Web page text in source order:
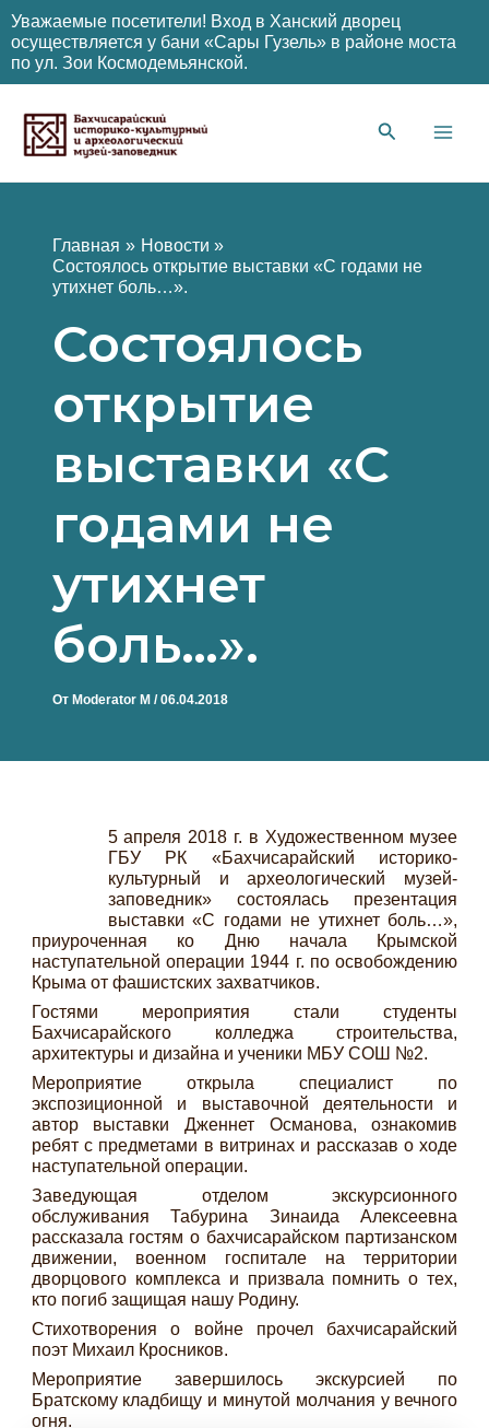
Уважаемые посетители! Вход в Ханский дворец
осуществляется у бани «Сары Гузель» в районе моста
по ул. Зои Космодемьянской.
содержимому
Главная
Новости
Состоялось открытие выставки «С годами не
утихнет боль…».
Состоялось
открытие
выставки «С
годами не
утихнет
боль…».
От Moderator M /06.04.2018
5 апреля 2018 г. в Художественном музее
ГБУ РК «Бахчисарайский историко-
культурный и археологический музей-
заповедник» состоялась презентация
выставки «С годами не утихнет боль…»,
приуроченная ко Дню начала Крымской
наступательной операции 1944 г. по освобождению
Крыма от фашистских захватчиков.
Гостями мероприятия стали студенты
Бахчисарайского колледжа строительства,
архитектуры и дизайна и ученики МБУ СОШ №2.
Мероприятие открыла специалист по
экспозиционной и выставочной деятельности и
автор выставки Дженнет Османова, ознакомив
ребят с предметами в витринах и рассказав о ходе
наступательной операции.
Заведующая отделом экскурсионного
обслуживания Табурина Зинаида Алексеевна
рассказала гостям о бахчисарайском партизанском
движении, военном госпитале на территории
дворцового комплекса и призвала помнить о тех,
кто погиб защищая нашу Родину.
Стихотворения о войне прочел бахчисарайский
поэт Михаил Кросников.
Мероприятие завершилось экскурсией по
Братскому кладбищу и минутой молчания у вечного
огня.